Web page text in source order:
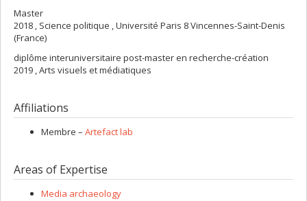
Master
2018 , Science politique , Université Paris 8 Vincennes-Saint-Denis
(France)
diplôme interuniversitaire post-master en recherche-création
2019 , Arts visuels et médiatiques
Affiliations
Membre – Artefact lab
Areas of Expertise
Media archaeology